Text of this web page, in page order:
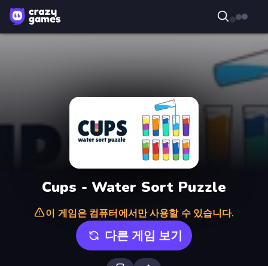
Cups - Water Sort Puzzle
이 게임은 컴퓨터에서만 사용할 수 있습니다.
다른 게임 보기